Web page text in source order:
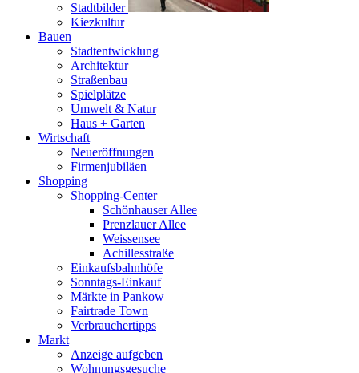
Stadtbilder
Kiezkultur
Bauen
Stadtentwicklung
Architektur
Straßenbau
Spielplätze
Umwelt & Natur
Haus + Garten
Wirtschaft
Neueröffnungen
Firmenjubiläen
Shopping
Shopping-Center
Schönhauser Allee
Prenzlauer Allee
Weissensee
Achillesstraße
Einkaufsbahnhöfe
Sonntags-Einkauf
Märkte in Pankow
Fairtrade Town
Verbrauchertipps
Markt
Anzeige aufgeben
Wohnungsgesuche